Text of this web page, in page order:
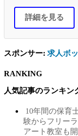
詳細を見る
スポンサー: 求人ボ
RANKING
人気記事のランキン
10年間の保育
験からフリー
アート教室も